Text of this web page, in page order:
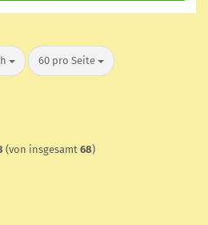
60 pro Seite
pro Seite
(von insgesamt 68)